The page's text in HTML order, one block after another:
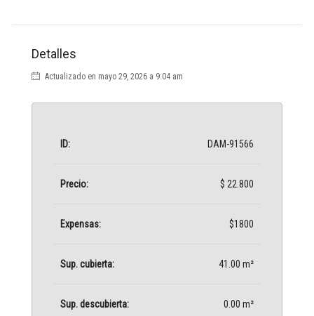
Detalles
Actualizado en mayo 29, 2026 a 9:04 am
ID: DAM-91566
Precio: $ 22.800
Expensas: $1800
Sup. cubierta: 41.00 m²
Sup. descubierta: 0.00 m²